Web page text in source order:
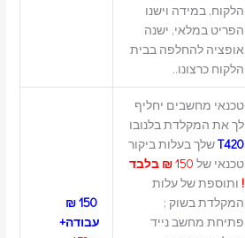
הלקוח, במידה וישנו
הפריט במלאי, ישנה
אופציה להחלפה בבית
הלקוח כרצונו..
טכנאי מחשבים יחליף
לך את המקלדת בלנובו
T420שלך בעלות ביקור
טכנאי של 150₪ בלבד
! ותוספת של עלות
המקלדת בשוק ;
פתיחת מחשב נייד
150 ₪
עבודה+